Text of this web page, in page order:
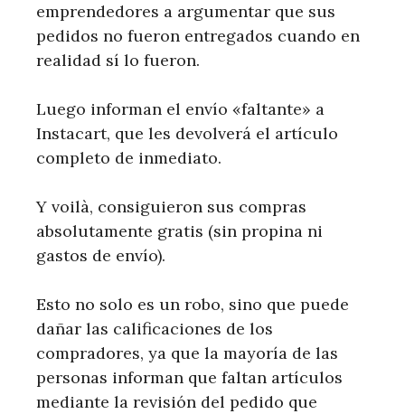
emprendedores a argumentar que sus
pedidos no fueron entregados cuando en
realidad sí lo fueron.
Luego informan el envío «faltante» a
Instacart, que les devolverá el artículo
completo de inmediato.
Y voilà, consiguieron sus compras
absolutamente gratis (sin propina ni
gastos de envío).
Esto no solo es un robo, sino que puede
dañar las calificaciones de los
compradores, ya que la mayoría de las
personas informan que faltan artículos
mediante la revisión del pedido que